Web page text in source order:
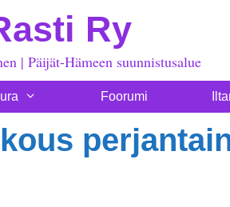
Ry
| Päijät-Hämeen suunnistusalue
Foorumi